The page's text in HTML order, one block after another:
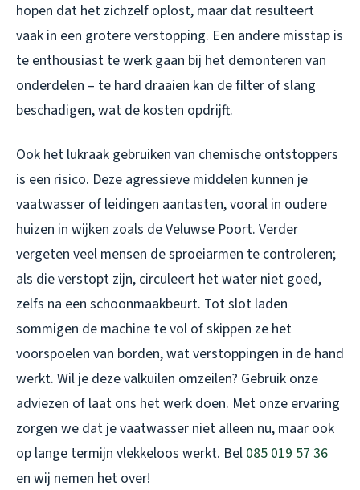
hopen dat het zichzelf oplost, maar dat resulteert
vaak in een grotere verstopping. Een andere misstap is
te enthousiast te werk gaan bij het demonteren van
onderdelen – te hard draaien kan de filter of slang
beschadigen, wat de kosten opdrijft.
Ook het lukraak gebruiken van chemische ontstoppers
is een risico. Deze agressieve middelen kunnen je
vaatwasser of leidingen aantasten, vooral in oudere
huizen in wijken zoals de Veluwse Poort. Verder
vergeten veel mensen de sproeiarmen te controleren;
als die verstopt zijn, circuleert het water niet goed,
zelfs na een schoonmaakbeurt. Tot slot laden
sommigen de machine te vol of skippen ze het
voorspoelen van borden, wat verstoppingen in de hand
werkt. Wil je deze valkuilen omzeilen? Gebruik onze
adviezen of laat ons het werk doen. Met onze ervaring
zorgen we dat je vaatwasser niet alleen nu, maar ook
op lange termijn vlekkeloos werkt. Bel 085 019 57 36
en wij nemen het over!